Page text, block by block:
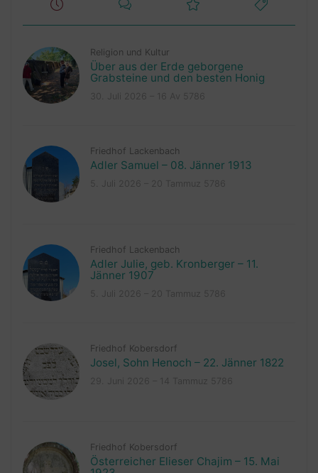
Religion und Kultur
Über aus der Erde geborgene
Grabsteine und den besten Honig
Friedhof Lackenbach
Adler Samuel – 08. Jänner 1913
Friedhof Lackenbach
Adler Julie, geb. Kronberger – 11.
Jänner 1907
Friedhof Kobersdorf
Josel, Sohn Henoch – 22. Jänner 1822
Friedhof Kobersdorf
Österreicher Elieser Chajim – 15. Mai